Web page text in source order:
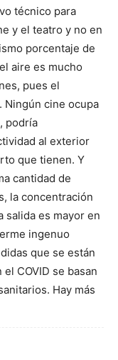
técnico para
y el teatro y no en
porcentaje de
aire es mucho
pues el
Ningún cine ocupa
podría
al exterior
que tienen. Y
cantidad de
la concentración
salida es mayor en
ingenuo
que se están
COVID se basan
Hay más